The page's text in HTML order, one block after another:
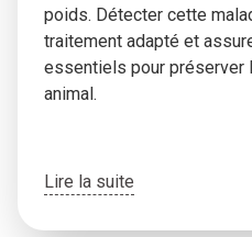
poids. Détecter cette
traitement adapté et
essentiels pour préserver
animal.
Lire la suite